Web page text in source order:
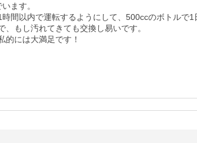
ます。
間以内で運転するようにして、500ccのボトルで1
もし汚れてきても交換し易いです。
的には大満足です！